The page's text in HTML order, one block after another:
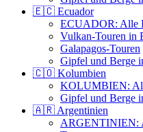
🇪🇨 Ecuador
ECUADOR: Alle
Vulkan-Touren in
Galapagos-Touren
Gipfel und Berge
🇨🇴 Kolumbien
KOLUMBIEN:
Gipfel und Berge
🇦🇷 Argentinien
ARGENTINIEN: